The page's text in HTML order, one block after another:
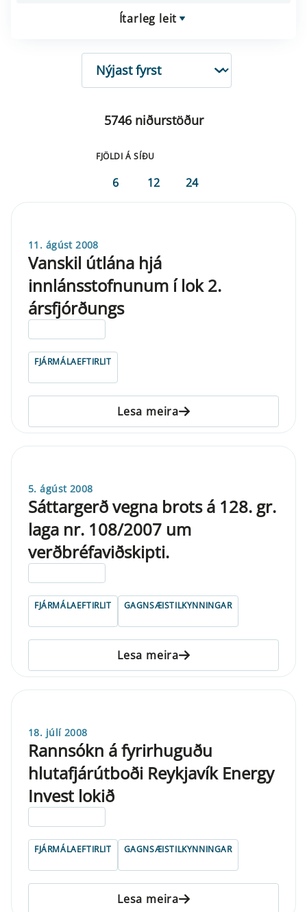
Ítarleg leit
RÖÐUN
5746 niðurstöður
FJÖLDI Á SÍÐU
6 12 24
11. ágúst 2008
Vanskil útlána hjá
innlánsstofnunum í lok 2.
ársfjórðungs
FJÁRMÁLAEFTIRLIT
Lesa meira
5. ágúst 2008
Sáttargerð vegna brots á 128. gr.
laga nr. 108/2007 um
verðbréfaviðskipti.
FJÁRMÁLAEFTIRLIT GAGNSÆISTILKYNNINGAR
Lesa meira
18. júlí 2008
Rannsókn á fyrirhuguðu
hlutafjárútboði Reykjavík Energy
Invest lokið
FJÁRMÁLAEFTIRLIT GAGNSÆISTILKYNNINGAR
Lesa meira